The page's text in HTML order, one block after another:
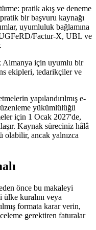
pratik akış ve deneme
bir başvuru kaynağı
uyumluluk bağlamına
Factur-X, UBL ve
Almanya için uyumlu bir
ekipleri, tedarikçiler ve
yapılandırılmış e-
yükümlülüğü
için 1 Ocak 2027'de,
Kaynak süreciniz hâlâ
olabilir, ancak yalnızca
önce bu makaleyi
ülke kuralını veya
formata karar verin,
gerektiren faturalar